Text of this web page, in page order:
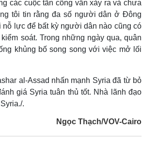
các cuộc tấn công vẫn xảy ra và chưa
tôi tin rằng đa số người dân ở Đông
nỗ lực để bất kỳ người dân nào cũng có
soát. Trong những ngày qua, quân
khủng bố song song với việc mở lối
al-Assad nhấn mạnh Syria đã từ bỏ
giá Syria tuân thủ tốt. Nhà lãnh đạo
.
Ngọc Thạch/VOV-Cairo